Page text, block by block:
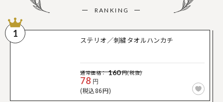
RANKING
1
ステリオ／刺繍タオルハンカチ
通常価格： 160円(税抜)
78 円
(税込86円)